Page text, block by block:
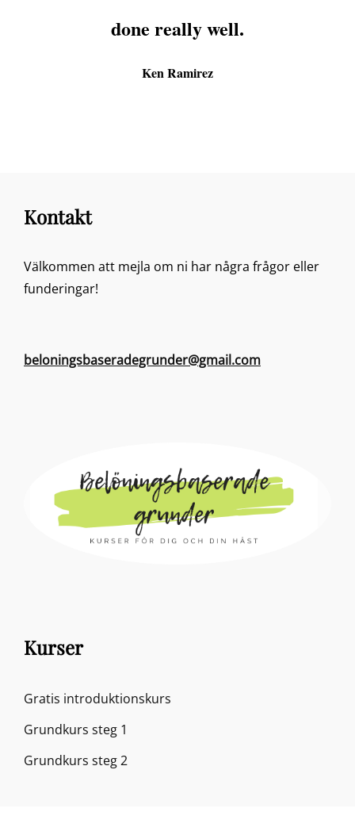
done really well.
Ken Ramirez
Kontakt
Välkommen att mejla om ni har några frågor eller
funderingar!
beloningsbaseradegrunder@gmail.com
Kurser
Gratis introduktionskurs
Grundkurs steg 1
Grundkurs steg 2